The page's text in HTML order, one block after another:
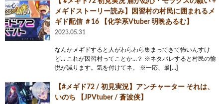
メギドストーリー読み】因習村の村民に囲まれるメ
ギド配信 ＃16 【化学系Vtuber 明晩あるむ】
2023.05.31
なんかメギドすると人がわらわら集まってきて怖いんすけ
ど… これが因習村ってことか…？ ※ネタバレすると村民の愉
悦が減ります。気を付けてネ。 ※一応、最[…]
【#メギド72 / 初見実況】アンチャーター それは、
いのち 【JPVtuber / 蒼波侠】